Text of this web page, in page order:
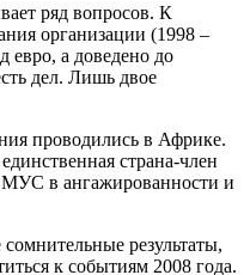
ряд вопросов. К
организации (1998 –
евро, а доведено до
дел. Лишь двое
проводились в Африке.
страна-член
в ангажированности и
результаты,
к событиям 2008 года.